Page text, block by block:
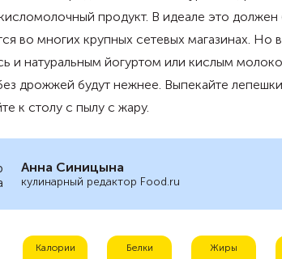
продукт. В идеале это
во многих крупных сетевых магазинах. Но
и натуральным йогуртом или кислым
дрожжей будут нежнее. Выпекайте
к столу с пылу с жару.
Анна Синицына
кулинарный редактор Food.ru
Калории Белки Жиры